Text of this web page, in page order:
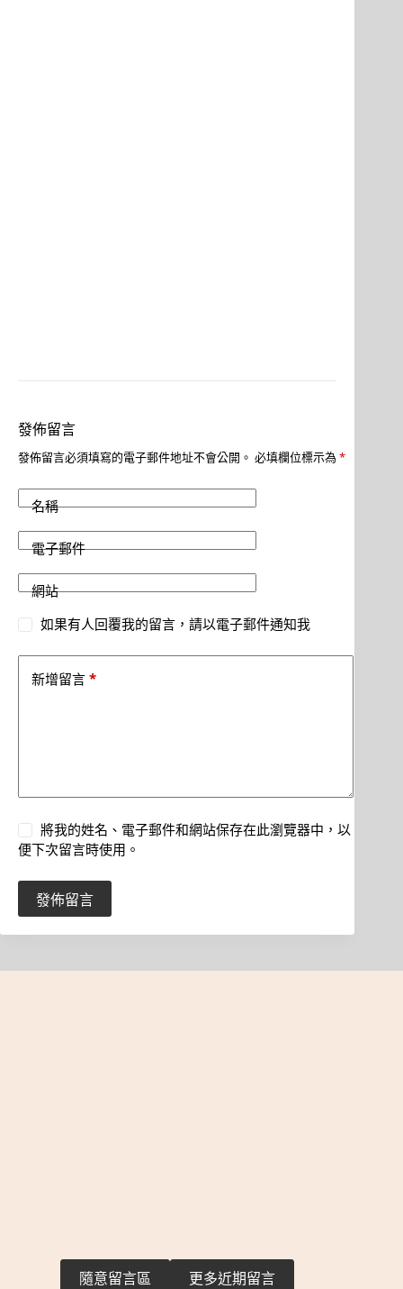
發佈留言
發佈留言必須填寫的電子郵件地址不會公開。 必填欄位標示為 *
名稱
電子郵件
網站
如果有人回覆我的留言，請以電子郵件通知我
新增留言 *
將我的姓名、電子郵件和網站保存在此瀏覽器中，以
便下次留言時使用。
發佈留言
隨意留言區 更多近期留言